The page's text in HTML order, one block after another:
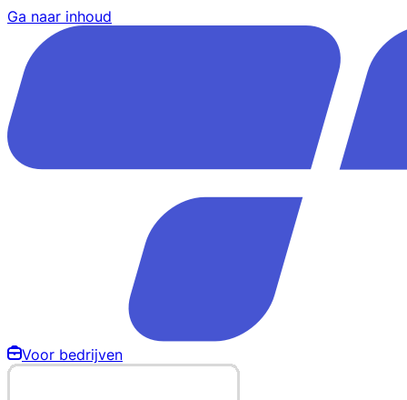
Ga naar inhoud
Voor bedrijven